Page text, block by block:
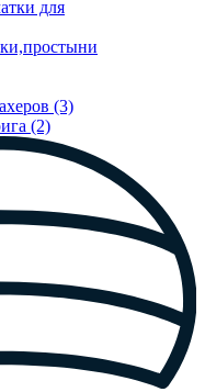
для
(3)
(2)